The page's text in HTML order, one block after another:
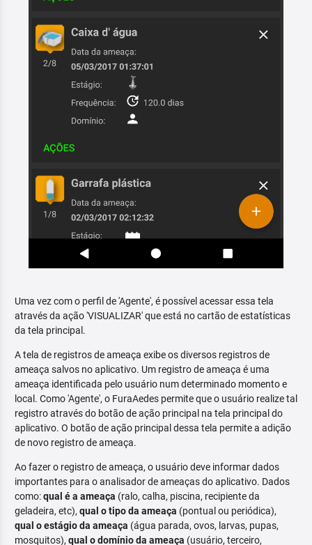
Uma vez com o perfil de 'Agente', é possível acessar essa tela
através da ação 'VISUALIZAR' que está no cartão de estatísticas
da tela principal.
A tela de registros de ameaça exibe os diversos registros de
ameaça salvos no aplicativo. Um registro de ameaça é uma
ameaça identificada pelo usuário num determinado momento e
local. Como 'Agente', o FuraAedes permite que o usuário realize tal
registro através do botão de ação principal na tela principal do
aplicativo. O botão de ação principal dessa tela permite a adição
de novo registro de ameaça.
Ao fazer o registro de ameaça, o usuário deve informar dados
importantes para o analisador de ameaças do aplicativo. Dados
como:qual é a ameaça (ralo, calha, piscina, recipiente da
geladeira, etc), qual o tipo da ameaça (pontual ou periódica),
qual o estágio da ameaça (água parada, ovos, larvas, pupas,
mosquitos), qual o domínio da ameaça (usuário, terceiro,